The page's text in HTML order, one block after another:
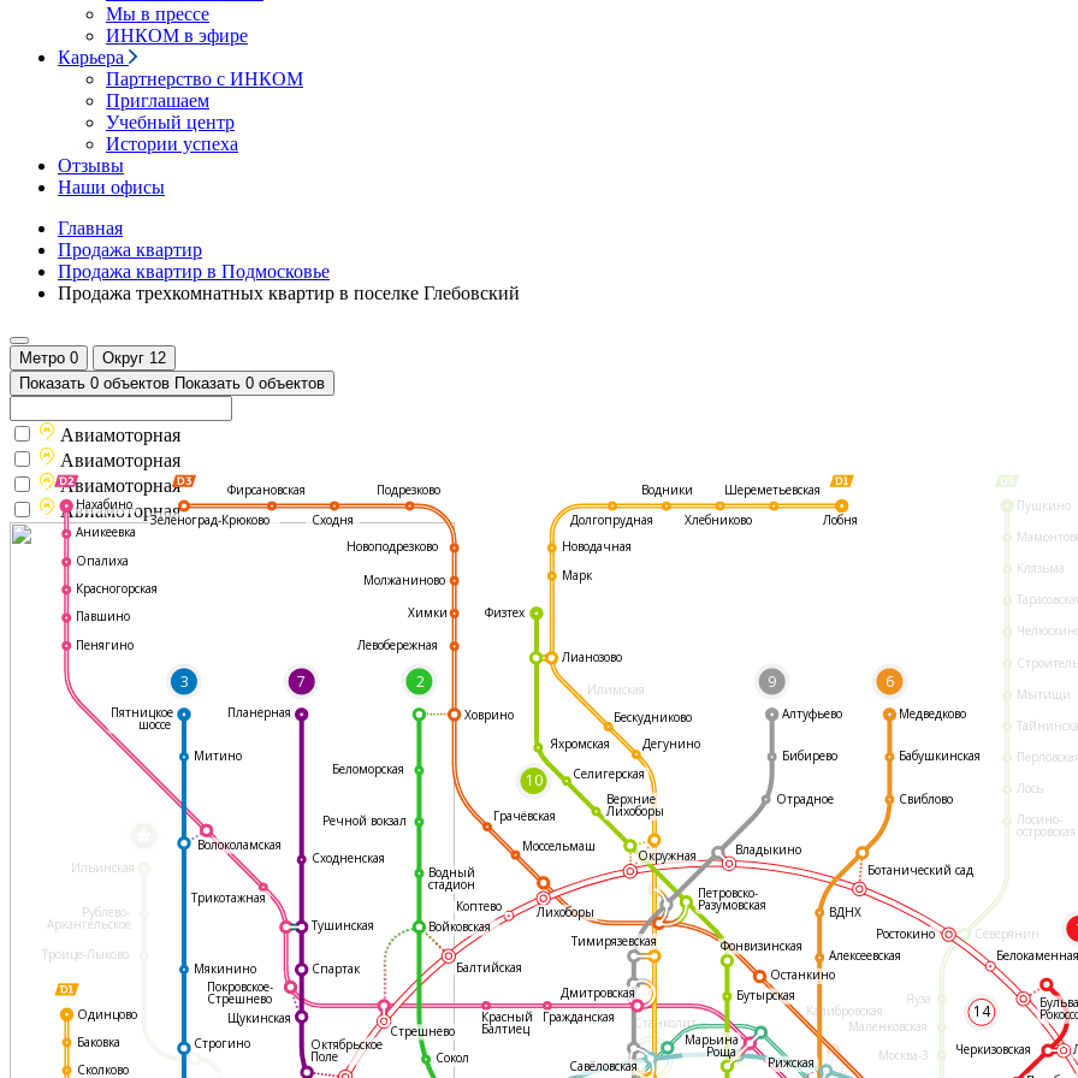
Мы в прессе
ИНКОМ в эфире
Карьера
Партнерство с ИНКОМ
Приглашаем
Учебный центр
Истории успеха
Отзывы
Наши офисы
Главная
Продажа квартир
Продажа квартир в Подмосковье
Продажа трехкомнатных квартир в поселке Глебовский
Метро 0 Округ 12
Показать 0 объектов Показать 0 объектов
Илимская
Пушкино
Клязьма
Мытищи
Лось
Лосино-
островская
Северянин
Яуза
Маленковская
Москва-3
Ильинская
Рублево-
Архангельское
Троице-Лыково
Калибровская
Станколит
3 7
14
2 9 6
10
Фирсановская
Сходня
Подрезково
Новоподрезково
Молжаниново
Химки
Левобережная
Ховрино
Грачёвская
Моссельмаш
Останкино
Медведково
Бабушкинская
Свиблово
ВДНХ
Алексеевская
Рижская
Сокол
Красный
Балтиец
Гражданская
Дмитровская
Коптево Лихоборы
Балтийская
Войковская
Водный
стадион
Сходненская
Трикотажная
Волоколамская
Тушинская
Мякинино
Строгино
Митино
Нахабино
Аникеевка
Опалиха
Красногорская
Павшино
Пенягино
Одинцово
Баковка
Сколково
Пятницкое
шоссе
Планерная
Спартак
Стрешнево
Щукинская
Октябрьское
Поле
Окружная
Дегунино
Бескудниково
Верхние
Лихоборы
Селигерская
Физтех
Яхромская
Марк
Лианозово
Новодачная
Речной вокзал
Беломорская
Долгопрудная
Водники
Хлебниково
Шереметьевская
Лобня
Тимирязевская
Марьина
Роща
Савёловская
Фонвизинская
Бутырская
Петровско-
Разумовская
Покровское-
Стрешнево
Бибирево
Отрадное
Владыкино
Ботанический сад
Алтуфьево
Ростокино
Черкизовская
Зеленоград-Крюково
Авиамоторная
Авиамоторная
Авиамоторная
Авиамоторная